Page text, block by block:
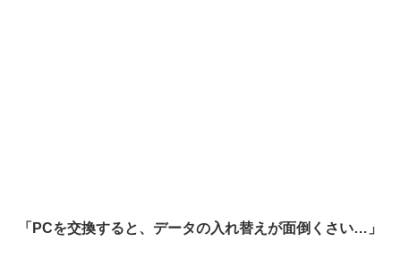
「PCを交換すると、データの入れ替えが面倒くさい…」